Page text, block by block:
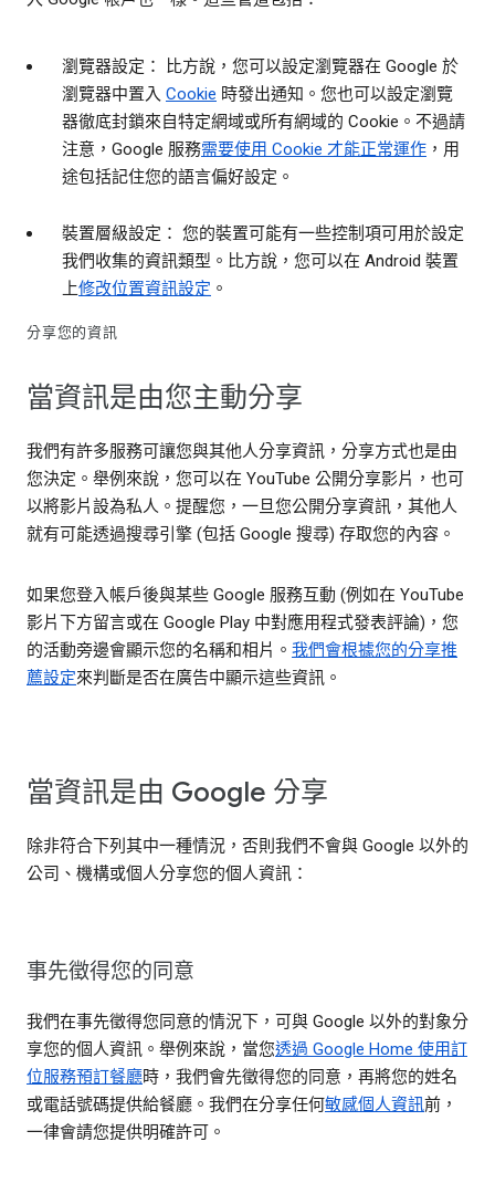
瀏覽器設定： 比方說，您可以設定瀏覽器在 Google 於
瀏覽器中置入 Cookie 時發出通知。您也可以設定瀏覽
器徹底封鎖來自特定網域或所有網域的 Cookie。不過請
注意，Google 服務需要使用 Cookie 才能正常運作 ，用
途包括記住您的語言偏好設定。
裝置層級設定： 您的裝置可能有一些控制項可用於設定
我們收集的資訊類型。比方說，您可以在 Android 裝置
上修改位置資訊設定 。
分享您的資訊
當資訊是由您主動分享
我們有許多服務可讓您與其他人分享資訊，分享方式也是由
您決定。舉例來說，您可以在 YouTube 公開分享影片，也可
以將影片設為私人。提醒您，一旦您公開分享資訊，其他人
就有可能透過搜尋引擎 (包括 Google 搜尋) 存取您的內容。
如果您登入帳戶後與某些 Google 服務互動 (例如在 YouTube
影片下方留言或在 Google Play 中對應用程式發表評論)，您
的活動旁邊會顯示您的名稱和相片。 我們會根據您的分享推
薦設定來判斷是否在廣告中顯示這些資訊。
當資訊是由 Google 分享
除非符合下列其中一種情況，否則我們不會與 Google 以外的
公司、機構或個人分享您的個人資訊：
事先徵得您的同意
我們在事先徵得您同意的情況下，可與 Google 以外的對象分
享您的個人資訊。舉例來說，當您透過 Google Home 使用訂
位服務預訂餐廳時，我們會先徵得您的同意，再將您的姓名
或電話號碼提供給餐廳。我們在分享任何敏感個人資訊前，
一律會請您提供明確許可。